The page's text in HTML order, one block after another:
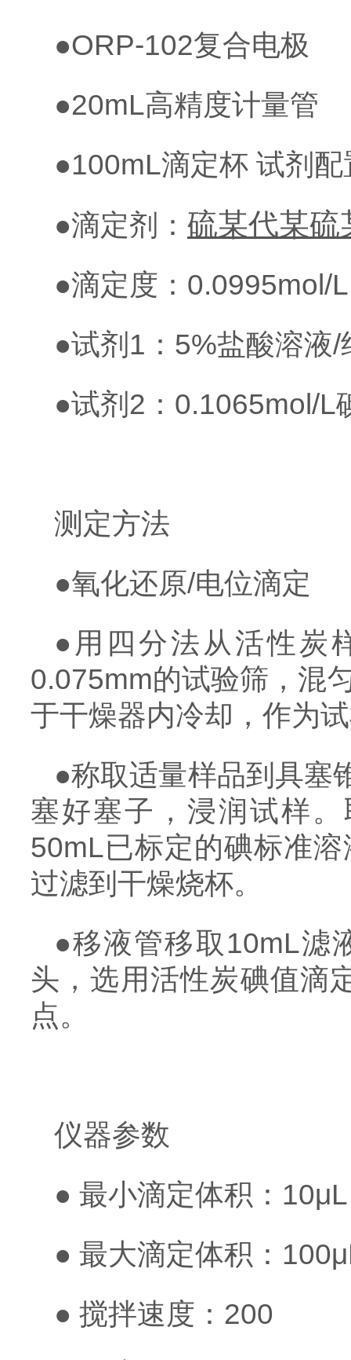
●ORP-102复合电极
●20mL高精度计量管
●100mL滴定杯 试剂配
●滴定剂： 硫某代某硫
●滴定度：0.0995mol/
●试剂1：5%盐酸溶液/
●试剂2：0.1065mol/
测定方法
●氧化还原/电位滴定
●用四分法从活性炭
0.075mm的试验筛，混
于干燥器内冷却，作为
●称取适量样品到具塞
塞好塞子，浸润试样
50mL已标定的碘标准
过滤到干燥烧杯。
●移液管移取10mL滤
头，选用活性炭碘值滴
点。
仪器参数
● 最小滴定体积：
● 最大滴定体积：
● 搅拌速度：200